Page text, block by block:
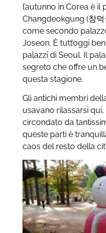
l’autunno in Corea è il
Changdeokgung (창
come secondo
Joseon. È tutt’oggi
palazzi di Seoul. Il
segreto che offre un
questa stagione.
Gli antichi membri
usavano rilassarsi
circondato da
queste parti è
caos del resto della